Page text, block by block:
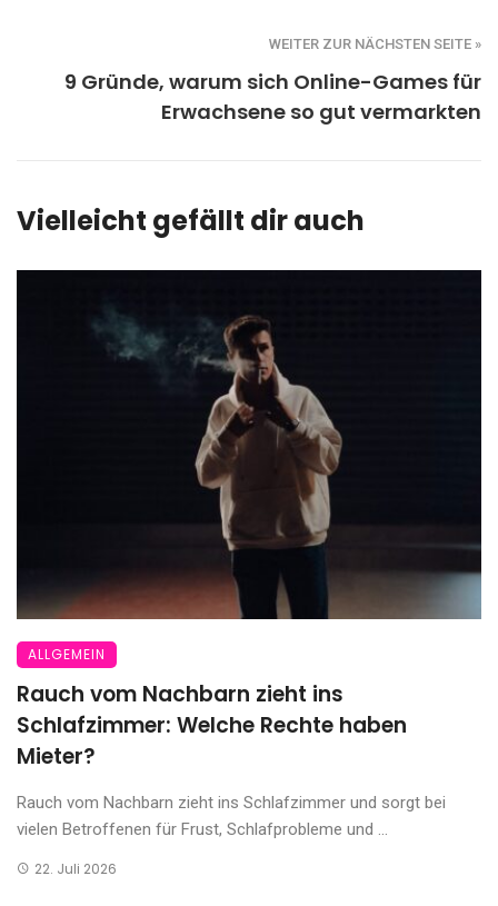
WEITER ZUR NÄCHSTEN SEITE »
9 Gründe, warum sich Online-Games für
Erwachsene so gut vermarkten
Vielleicht gefällt dir auch
ALLGEMEIN
Rauch vom Nachbarn zieht ins
Schlafzimmer: Welche Rechte haben
Mieter?
Rauch vom Nachbarn zieht ins Schlafzimmer und sorgt bei
vielen Betroffenen für Frust, Schlafprobleme und ...
22. Juli 2026